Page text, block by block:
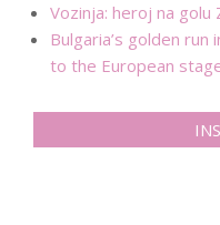
Vozinja: heroj na
Bulgaria’s golden run
to the European